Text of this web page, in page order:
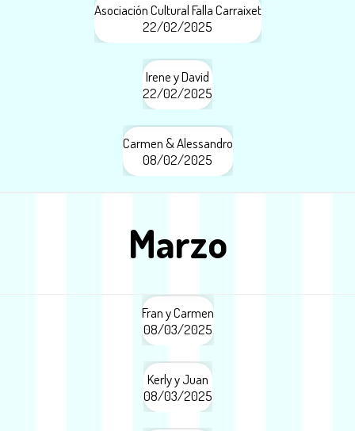
Asociación Cultural Falla Carraixet
22/02/2025
Irene y David
22/02/2025
Carmen & Alessandro
08/02/2025
Marzo
Fran y Carmen
08/03/2025
Kerly y Juan
08/03/2025